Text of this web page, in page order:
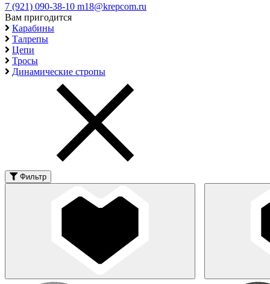
7 (921) 090-38-10 m18@krepcom.ru
Вам пригодится
Карабины
Талрепы
Цепи
Тросы
Динамические стропы
Фильтр